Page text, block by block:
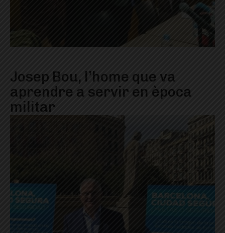
Josep Bou, l’home que va
aprendre a servir en època
militar